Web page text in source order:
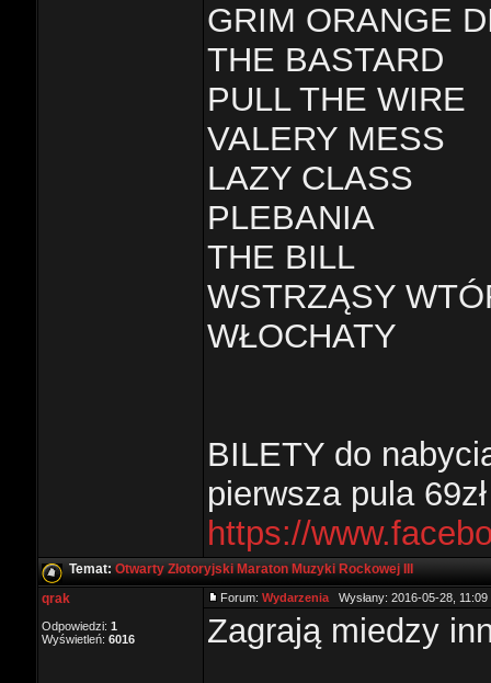
GRIM ORANGE
THE BASTARD
PULL THE WIRE
VALERY MESS
LAZY CLASS
PLEBANIA
THE BILL
WSTRZĄSY
WŁOCHATY
BILETY do
pierwsza pula
https://
Temat: Otwarty Złotoryjski Maraton Muzyki Rockowej III
qrak
Odpowiedzi: 1
Wyświetleń: 6016
Forum: Wydarzenia Wysłany: 2016-05-28,
Zagrają miedzy